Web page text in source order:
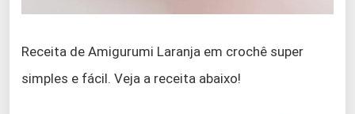
Receita de Amigurumi Laranja em crochê super
simples e fácil. Veja a receita abaixo!